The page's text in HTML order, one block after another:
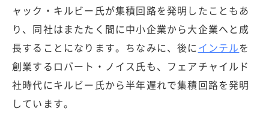
ャック・キルビー氏が集積回路を発明したこともあ
り、同社はまたたく間に中小企業から大企業へと成
長することになります。ちなみに、後にインテルを
創業するロバート・ノイス氏も、フェアチャイルド
社時代にキルビー氏から半年遅れで集積回路を発明
しています。